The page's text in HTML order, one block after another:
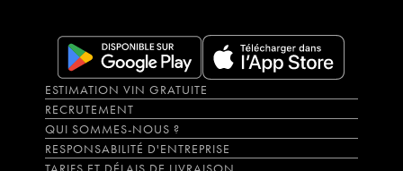
ESTIMATION VIN GRATUITE
RECRUTEMENT
QUI SOMMES-NOUS ?
RESPONSABILITÉ D'ENTREPRISE